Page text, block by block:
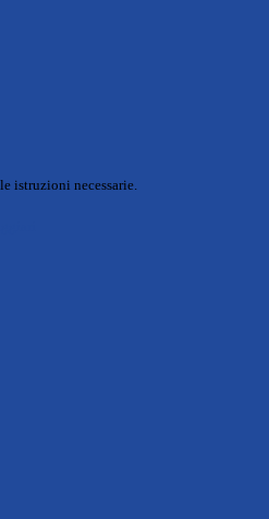
istruzioni necessarie.